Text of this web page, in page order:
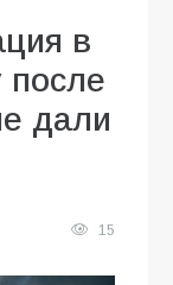
в
после
дали
15